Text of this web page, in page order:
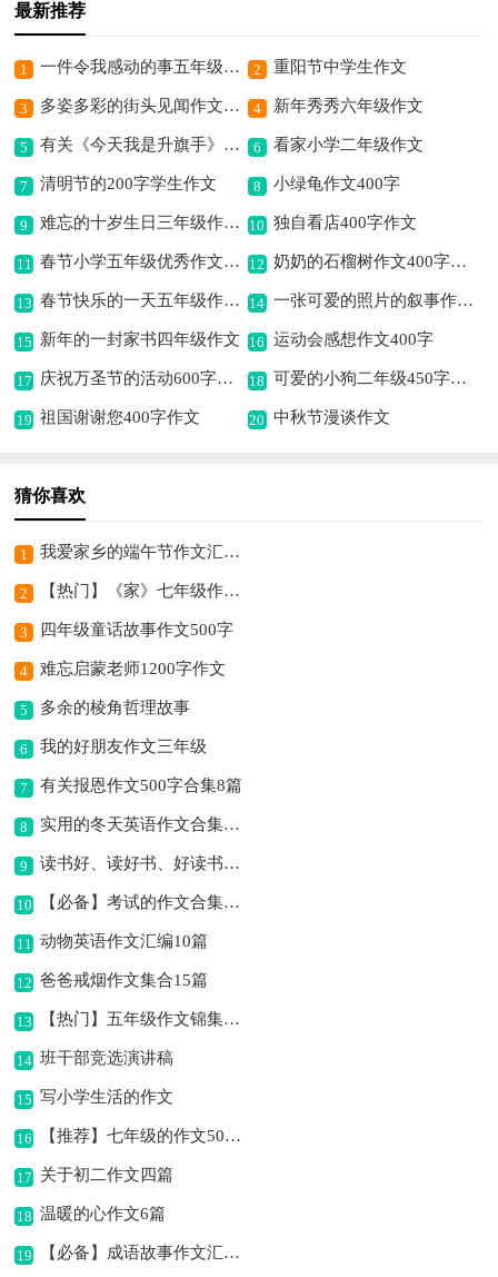
最新推荐
1 一件令我感动的事五年级叙事作文400字 2 重阳节中学生作文
3 多姿多彩的街头见闻作文400字 4 新年秀秀六年级作文
5 有关《今天我是升旗手》读后感作文400字 6 看家小学二年级作文
7 清明节的200字学生作文 8 小绿龟作文400字
9 难忘的十岁生日三年级作文500字 10 独自看店400字作文
11 春节小学五年级优秀作文（精选12篇） 12 奶奶的石榴树作文400字（通用5篇）
13 春节快乐的一天五年级作文（精选11篇） 14 一张可爱的照片的叙事作文400字
15 新年的一封家书四年级作文 16 运动会感想作文400字
17 庆祝万圣节的活动600字作文 18 可爱的小狗二年级450字作文
19 祖国谢谢您400字作文 20 中秋节漫谈作文
猜你喜欢
1 我爱家乡的端午节作文汇总7篇
2 【热门】《家》七年级作文500字四篇
3 四年级童话故事作文500字
4 难忘启蒙老师1200字作文
5 多余的棱角哲理故事
6 我的好朋友作文三年级
7 有关报恩作文500字合集8篇
8 实用的冬天英语作文合集10篇
9 读书好、读好书、好读书作文
10 【必备】考试的作文合集8篇
11 动物英语作文汇编10篇
12 爸爸戒烟作文集合15篇
13 【热门】五年级作文锦集十篇
14 班干部竞选演讲稿
15 写小学生活的作文
16 【推荐】七年级的作文500字汇编六篇
17 关于初二作文四篇
18 温暖的心作文6篇
19 【必备】成语故事作文汇编六篇